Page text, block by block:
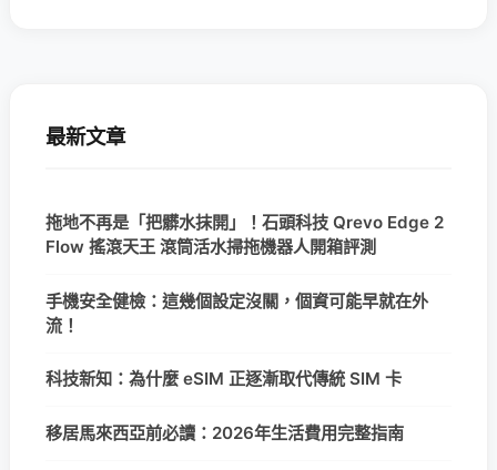
最新文章
拖地不再是「把髒水抹開」！石頭科技 Qrevo Edge 2
Flow 搖滾天王 滾筒活水掃拖機器人開箱評測
手機安全健檢：這幾個設定沒關，個資可能早就在外
流！
科技新知：為什麼 eSIM 正逐漸取代傳統 SIM 卡
移居馬來西亞前必讀：2026年生活費用完整指南